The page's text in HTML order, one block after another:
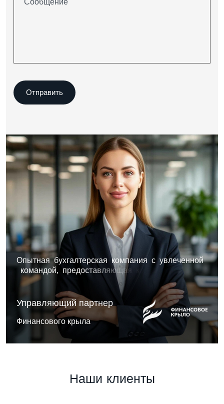
Опытная бухгалтерская компания с увлеченной
командой, предоставляющая пл ек ны
ешен а л
Управляющий партнер
Финансового крыла
Наши клиенты